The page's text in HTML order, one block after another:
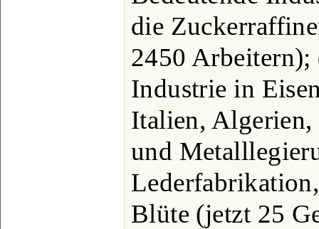
die
2450 Arbeitern);
Industrie in
Italien, Algerien,
und
Blüte (jetzt 25